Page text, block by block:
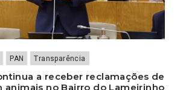
PAN Transparência
a receber reclamações de
animais no Bairro do Lameirinho